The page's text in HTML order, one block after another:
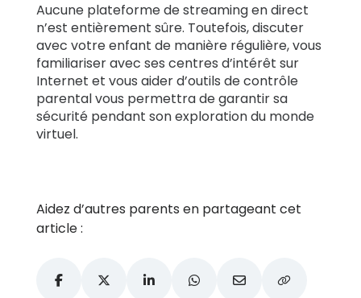
Aucune plateforme de streaming en direct
n’est entièrement sûre. Toutefois, discuter
avec votre enfant de manière régulière, vous
familiariser avec ses centres d’intérêt sur
Internet et vous aider d’outils de contrôle
parental vous permettra de garantir sa
sécurité pendant son exploration du monde
virtuel.
Aidez d’autres parents en partageant cet
article :